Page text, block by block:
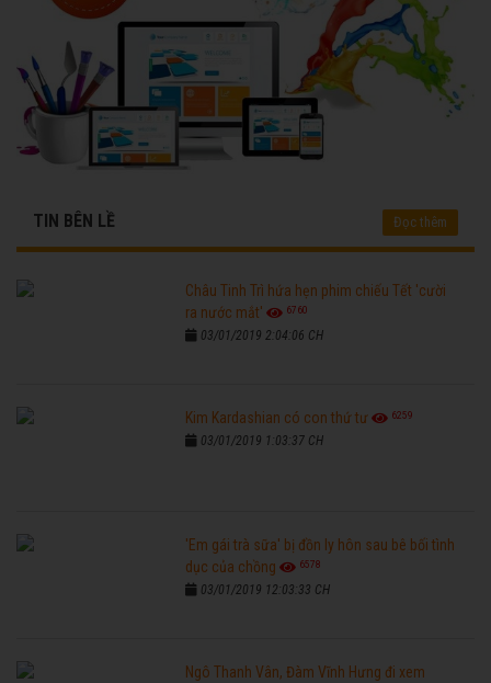
TIN BÊN LỀ Đọc thêm
Châu Tinh Trì hứa hẹn phim chiếu Tết 'cười
ra nước mắt'
6760
03/01/2019 2:04:06 CH
Kim Kardashian có con thứ tư 6259
03/01/2019 1:03:37 CH
'Em gái trà sữa' bị đồn ly hôn sau bê bối tình
dục của chồng
6578
03/01/2019 12:03:33 CH
Ngô Thanh Vân, Đàm Vĩnh Hưng đi xem